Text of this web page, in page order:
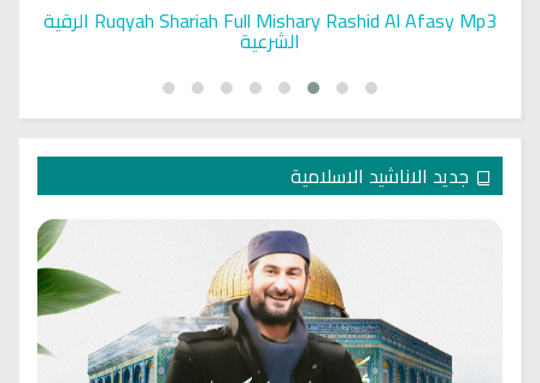
Ruqyah Shariah Full Mishary Rashid Al Afasy Mp3 الرقية
الشرعية
جديد الاناشيد الاسلامية